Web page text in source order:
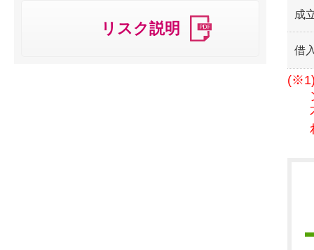
リスク説明
成
借
(※1)